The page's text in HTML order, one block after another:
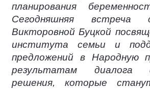
планирования
Сегодняшняя встреча
Викторовной Буцкой
института семьи и
предложений в Народную
результатам диалога
решения, которые